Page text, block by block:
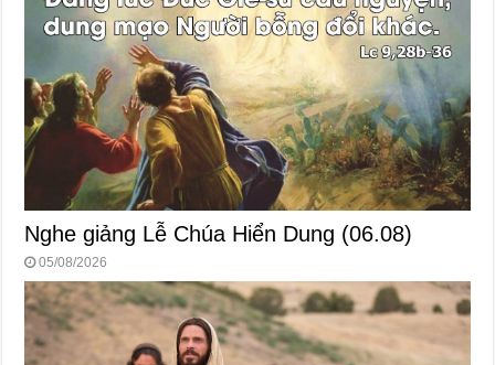
Nghe giảng Lễ Chúa Hiển Dung (06.08)
05/08/2026